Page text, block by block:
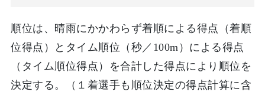
順位は、晴雨にかかわらず着順による得点（着順
位得点）とタイム順位（秒／100m）による得点
（タイム順位得点）を合計した得点により順位を
決定する。（１着選手も順位決定の得点計算に含